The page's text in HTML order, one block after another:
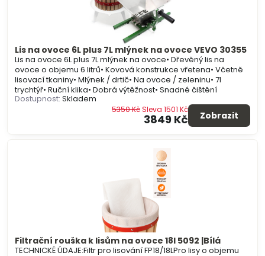
Lis na ovoce 6L plus 7L mlýnek na ovoce VEVO 30355
Lis na ovoce 6L plus 7L mlýnek na ovoce• Dřevěný lis na
ovoce o objemu 6 litrů• Kovová konstrukce vřetena• Včetně
lisovací tkaniny• Mlýnek / drtič• Na ovoce / zeleninu• 7l
trychtýř• Ruční klika• Dobrá výtěžnost• Snadné čištění
Dostupnost: Skladem
3849 Kč
5350 KčSleva 1501 Kč
Zobrazit
Filtrační rouška k lisům na ovoce 18l 5092 |Bílá
TECHNICKÉ ÚDAJE:Filtr pro lisování FP18/18LPro lisy o objemu